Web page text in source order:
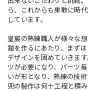
ら、これからも果敢に時
しています。
皇宸の熟練職人が様々な
鎧を作るにあたり、まず
デザインを固めていきま
ツが必要になり、パーツ
いが形となり、熟練の技
兜の製作は何十工程と積